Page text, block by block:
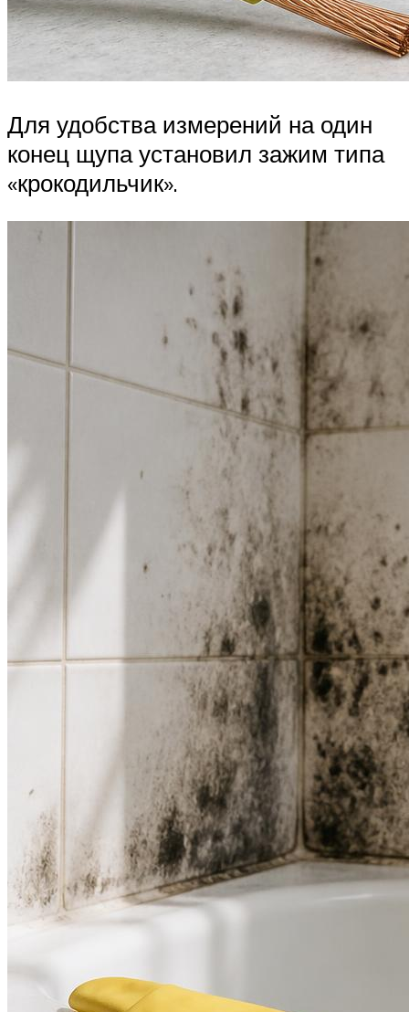
Для удобства измерений на один
конец щупа установил зажим типа
«крокодильчик».